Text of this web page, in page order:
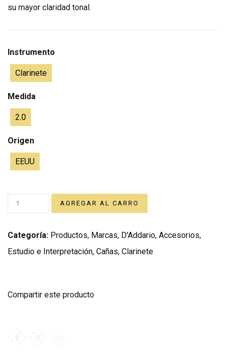
su mayor claridad tonal.
Instrumento
Clarinete
Medida
2.0
Origen
EEUU
Categoría: Productos, Marcas, D'Addario, Accesorios,
Estudio e Interpretación, Cañas, Clarinete
Compartir este producto